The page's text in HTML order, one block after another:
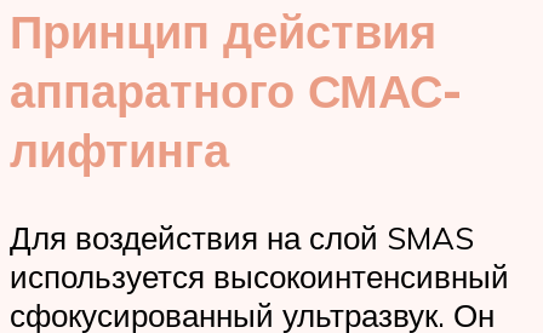
Принцип действия
аппаратного СМАС-
лифтинга
Для воздействия на слой SMAS
используется высокоинтенсивный
сфокусированный ультразвук. Он